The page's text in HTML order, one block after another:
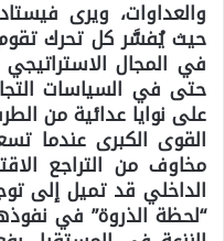
والعداوات، ويرى
حيث يُفسَّر كل تحرك
في المجال
حتى في السياسات
على نوايا عدائية من
القوى الكبرى عندما
مخاوف من التراجع
الداخلي قد تميل إلى
“لحظة الذروة” في